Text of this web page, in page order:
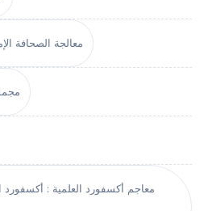
معالجة الصحافة
معاجم أكسفورد العلمية :